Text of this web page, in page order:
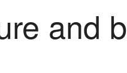
and